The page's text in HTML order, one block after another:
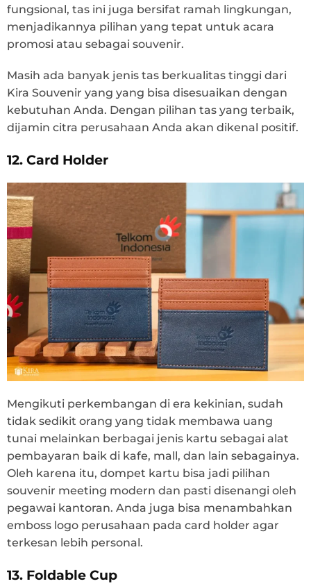
fungsional, tas ini juga bersifat ramah lingkungan,
menjadikannya pilihan yang tepat untuk acara
promosi atau sebagai souvenir.
Masih ada banyak jenis tas berkualitas tinggi dari
Kira Souvenir yang yang bisa disesuaikan dengan
kebutuhan Anda. Dengan pilihan tas yang terbaik,
dijamin citra perusahaan Anda akan dikenal positif.
12. Card Holder
Mengikuti perkembangan di era kekinian, sudah
tidak sedikit orang yang tidak membawa uang
tunai melainkan berbagai jenis kartu sebagai alat
pembayaran baik di kafe, mall, dan lain sebagainya.
Oleh karena itu, dompet kartu bisa jadi pilihan
souvenir meeting modern dan pasti disenangi oleh
pegawai kantoran. Anda juga bisa menambahkan
emboss logo perusahaan pada card holder agar
terkesan lebih personal.
13. Foldable Cup